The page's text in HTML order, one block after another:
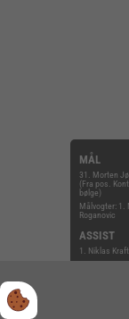
MÅL
31. Morten
(Fra pos.
bølge)
Målvogter: 1.
Roganovic
ASSIST
1. Niklas Kraft
Score: 9-5